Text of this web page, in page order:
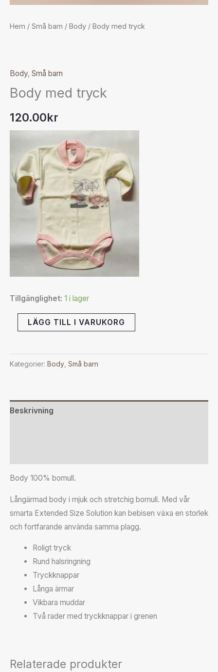
Hem / Små barn / Body / Body med tryck
Body, Små barn
Body med tryck
120.00kr
Tillgänglighet: 1 i lager
LÄGG TILL I VARUKORG
Kategorier: Body Små barn
Beskrivning
Body 100% bomull.
Långärmad body i mjuk och stretchig bomull. Med vår
smarta Extended Size Solution kan bebisen växa en storlek
och fortfarande använda samma plagg.
Roligt tryck
Rund halsringning
Tryckknappar
Långa ärmar
Vikbara muddar
Två rader med tryckknappar i grenen
Relaterade produkter